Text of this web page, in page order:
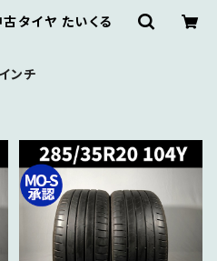
タイヤ たいくる
ンチ